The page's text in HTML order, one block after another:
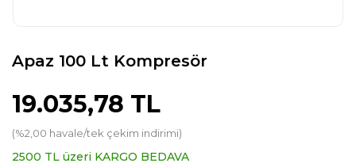
Apaz 100 Lt Kompresör
19.035,78 TL
(%2,00 havale/tek çekim indirimi)
2500 TL üzeri KARGO BEDAVA